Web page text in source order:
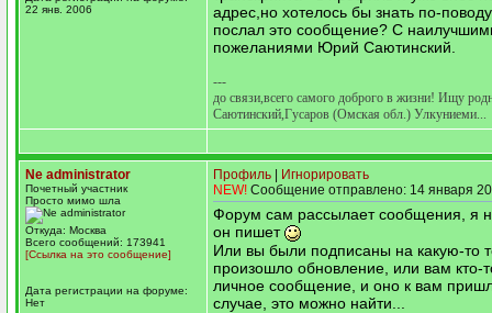
22 янв. 2006
адрес,но хотелось бы знать по-
послал это сообщение? С
пожеланиями Юрий Саютинский.
---
до связи,всего самого доброго в жизни! Ищу
Саютинский,Гусаров (Омская обл.) Улкуниеми...
Ne administrator
Почетный участник
Просто мимо шла
Откуда: Москва
Всего сообщений: 173941
[Ссылка на это сообщение]
Дата регистрации на форуме:
Нет
Профиль
Игнорировать
NEW! Сообщение отправлено: 14 января
Форум сам рассылает сообщения, я
он пишет
Или вы были подписаны на какую-то
произошло обновление, или вам кто-
личное сообщение, и оно к вам
случае, это можно найти...